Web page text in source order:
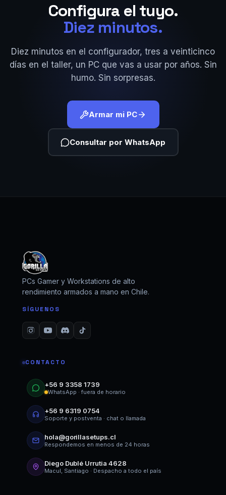
Configura el tuyo.
Diez minutos.
Diez minutos en el configurador, tres a veinticinco
días en el taller, un PC que vas a usar por años. Sin
humo. Sin sorpresas.
Armar mi PC
Consultar por WhatsApp
PCs Gamer y Workstations de alto
rendimiento armados a mano en Chile.
SÍGUENOS
CONTACTO
+56 9 3358 1739
WhatsApp · fuera de horario
+56 9 6319 0754
Soporte y postventa · chat o llamada
hola@gorillasetups.cl
Respondemos en menos de 24 horas
Diego Dublé Urrutia 4628
Macul, Santiago · Despacho a todo el país